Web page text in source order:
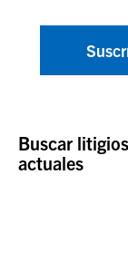
Buscar
actuales